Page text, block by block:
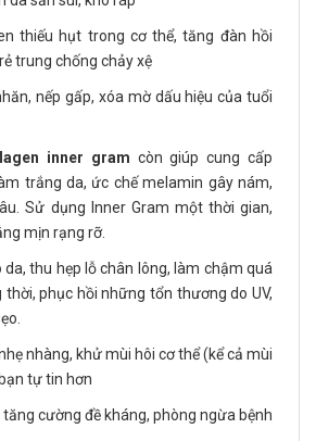
thiếu hụt trong cơ thể, tăng đàn hồi
trung chống chảy xệ
nếp gấp, xóa mờ dấu hiệu của tuổi
inner gram còn giúp cung cấp
trắng da, ức chế melamin gây nám,
Sử dụng Inner Gram một thời gian,
mịn rạng rỡ.
thu hẹp lỗ chân lông, làm chậm quá
phục hồi những tổn thương do UV,
nhàng, khử mùi hôi cơ thể (kể cả mùi
tự tin hơn
cường đề kháng, phòng ngừa bệnh